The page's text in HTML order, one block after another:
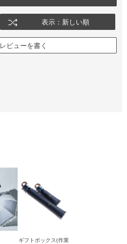
表示：新しい順
レビューを書く
ギフトボックス(作業